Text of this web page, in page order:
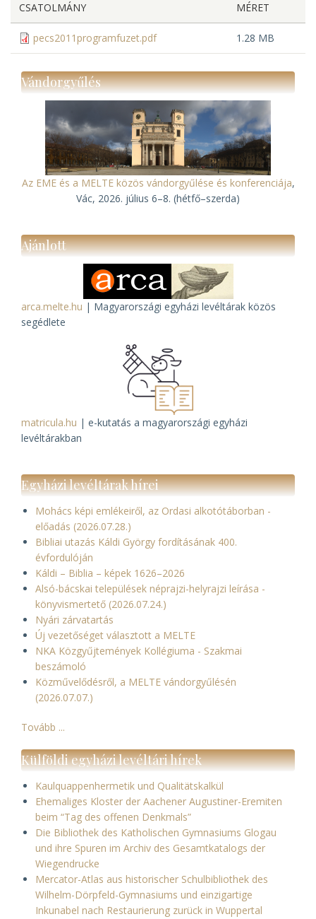
CSATOLMÁNY
MÉRET
pecs2011programfuzet.pdf 1.28 MB
Vándorgyűlés
Az EME és a MELTE közös vándorgyűlése és konferenciája,
Vác, 2026. július 6–8. (hétfő–szerda)
Ajánlott
arca.melte.hu | Magyarországi egyházi levéltárak közös
segédlete
matricula.hu | e-kutatás a magyarországi egyházi
levéltárakban
Egyházi levéltárak hírei
Mohács képi emlékeiről, az Ordasi alkotótáborban -
előadás (2026.07.28.)
Bibliai utazás Káldi György fordításának 400.
évfordulóján
Káldi – Biblia – képek 1626–2026
Alsó-bácskai települések néprajzi-helyrajzi leírása -
könyvismertető (2026.07.24.)
Nyári zárvatartás
Új vezetőséget választott a MELTE
NKA Közgyűjtemények Kollégiuma - Szakmai
beszámoló
Közművelődésről, a MELTE vándorgyűlésén
(2026.07.07.)
Tovább ...
Külföldi egyházi levéltári hírek
Kaulquappenhermetik und Qualitätskalkül
Ehemaliges Kloster der Aachener Augustiner-Eremiten
beim “Tag des offenen Denkmals”
Die Bibliothek des Katholischen Gymnasiums Glogau
und ihre Spuren im Archiv des Gesamtkatalogs der
Wiegendrucke
Mercator-Atlas aus historischer Schulbibliothek des
Wilhelm-Dörpfeld-Gymnasiums und einzigartige
Inkunabel nach Restaurierung zurück in Wuppertal